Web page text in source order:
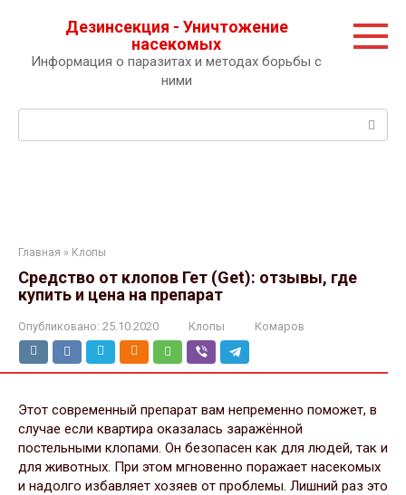
Дезинсекция - Уничтожение
насекомых
Информация о паразитах и методах борьбы с
ними
Главная » Клопы
Средство от клопов Гет (Get): отзывы, где
купить и цена на препарат
Опубликовано: 25.10.2020 Клопы Комаров
Этот современный препарат вам непременно поможет, в
случае если квартира оказалась заражённой
постельными клопами. Он безопасен как для людей, так и
для животных. При этом мгновенно поражает насекомых
и надолго избавляет хозяев от проблемы. Лишний раз это